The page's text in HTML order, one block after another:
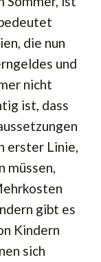
die nun
und
nicht
ist, dass
erster Linie,
müssen,
gibt es
Kindern
sich